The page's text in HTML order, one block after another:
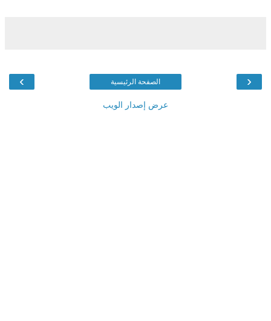
‹
› الصفحة الرئيسية
عرض إصدار الويب